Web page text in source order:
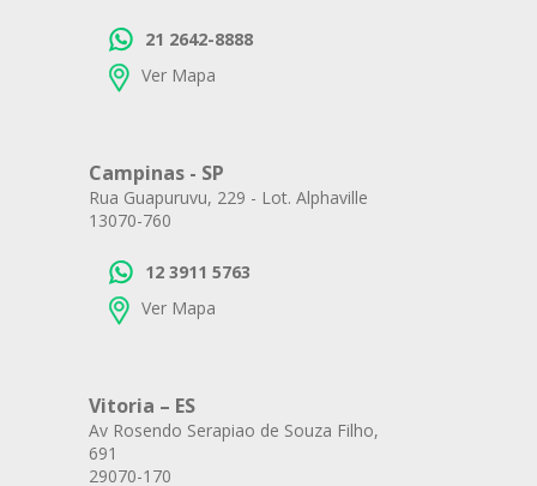
21 2642-8888
Ver Mapa
Campinas - SP
Rua Guapuruvu, 229 - Lot. Alphaville
13070-760
12 3911 5763
Ver Mapa
Vitoria – ES
Av Rosendo Serapiao de Souza Filho,
691
29070-170